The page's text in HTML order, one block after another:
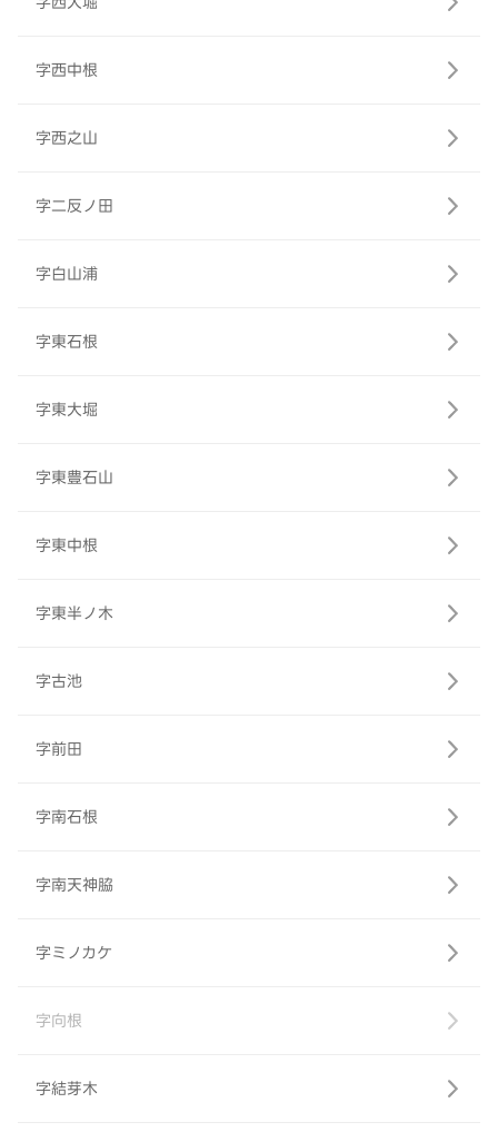
字西中根
字西之山
字二反ノ田
字白山浦
字東石根
字東大堀
字東豊石山
字東中根
字東半ノ木
字古池
字前田
字南石根
字南天神脇
字ミノカケ
字向根
字結芽木